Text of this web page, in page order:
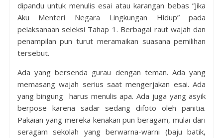
dipandu untuk menulis esai atau karangan bebas ”Jika
Aku Menteri Negara Lingkungan Hidup” pada
pelaksanaan seleksi Tahap 1. Berbagai raut wajah dan
penampilan pun turut meramaikan suasana pemilihan
tersebut.
Ada yang bersenda gurau dengan teman. Ada yang
memasang wajah serius saat mengerjakan esai. Ada
yang bingung harus menulis apa. Ada juga yang asyik
berpose karena sadar sedang difoto oleh panitia.
Pakaian yang mereka kenakan pun beragam, mulai dari
seragam sekolah yang berwarna-warni (baju batik,